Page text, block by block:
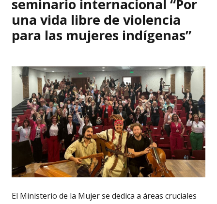
seminario internacional “Por
una vida libre de violencia
para las mujeres indígenas”
El Ministerio de la Mujer se dedica a áreas cruciales